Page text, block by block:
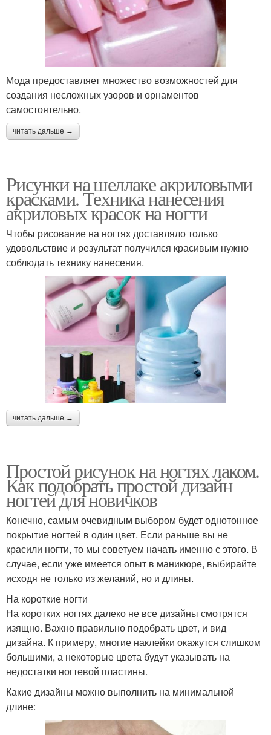
Мода предоставляет множество возможностей для
создания несложных узоров и орнаментов
самостоятельно.
читать дальше →
Рисунки на шеллаке акриловыми
красками. Техника нанесения
акриловых красок на ногти
Чтобы рисование на ногтях доставляло только
удовольствие и результат получился красивым нужно
соблюдать технику нанесения.
читать дальше →
Простой рисунок на ногтях лаком.
Как подобрать простой дизайн
ногтей для новичков
Конечно, самым очевидным выбором будет однотонное
покрытие ногтей в один цвет. Если раньше вы не
красили ногти, то мы советуем начать именно с этого. В
случае, если уже имеется опыт в маникюре, выбирайте
исходя не только из желаний, но и длины.
На короткие ногти
На коротких ногтях далеко не все дизайны смотрятся
изящно. Важно правильно подобрать цвет, и вид
дизайна. К примеру, многие наклейки окажутся слишком
большими, а некоторые цвета будут указывать на
недостатки ногтевой пластины.
Какие дизайны можно выполнить на минимальной
длине: